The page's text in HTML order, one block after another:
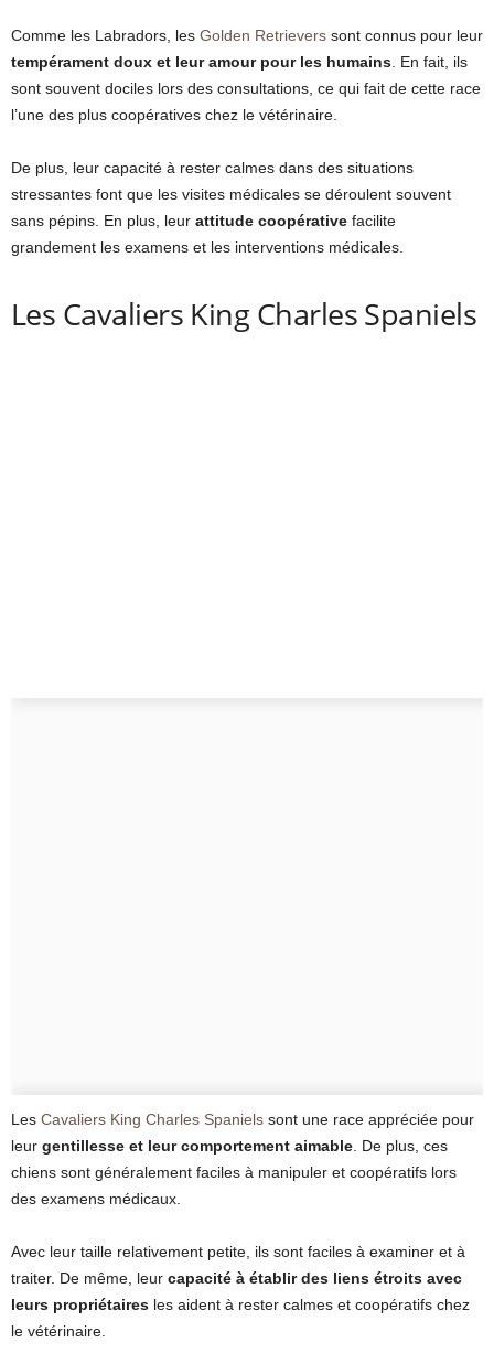
Comme les Labradors, les Golden Retrievers sont connus pour leur
tempérament doux et leur amour pour les humains . En fait, ils
sont souvent dociles lors des consultations, ce qui fait de cette race
l’une des plus coopératives chez le vétérinaire.
De plus, leur capacité à rester calmes dans des situations
stressantes font que les visites médicales se déroulent souvent
sans pépins. En plus, leur attitude coopérative facilite
grandement les examens et les interventions médicales.
Les Cavaliers King Charles Spaniels
Les Cavaliers King Charles Spaniels sont une race appréciée pour
leur gentillesse et leur comportement aimable . De plus, ces
chiens sont généralement faciles à manipuler et coopératifs lors
des examens médicaux.
Avec leur taille relativement petite, ils sont faciles à examiner et à
traiter. De même, leur capacité à établir des liens étroits avec
leurs propriétaires les aident à rester calmes et coopératifs chez
le vétérinaire.